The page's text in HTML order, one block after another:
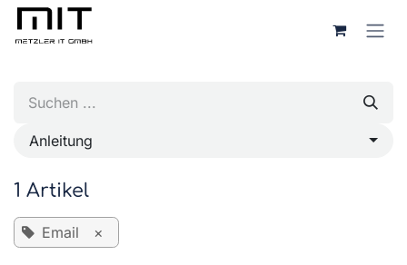
Zum Inhalt springen
Anleitung
1 Artikel
Email ×